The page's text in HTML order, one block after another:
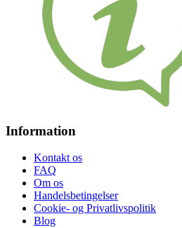
Information
Kontakt os
FAQ
Om os
Handelsbetingelser
Cookie- og Privatlivspolitik
Blog